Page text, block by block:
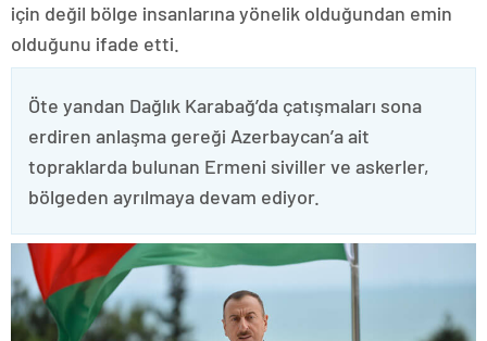
için değil bölge insanlarına yönelik olduğundan emin
olduğunu ifade etti.
Öte yandan Dağlık Karabağ’da çatışmaları sona
erdiren anlaşma gereği Azerbaycan’a ait
topraklarda bulunan Ermeni siviller ve askerler,
bölgeden ayrılmaya devam ediyor.